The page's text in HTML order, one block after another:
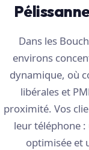
Dans les
environs
dynamique, où
libérales et
proximité. Vos
leur téléphone
optimisée et